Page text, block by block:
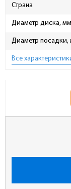
Страна
Диаметр диска, мм
Диаметр посадки,
Все